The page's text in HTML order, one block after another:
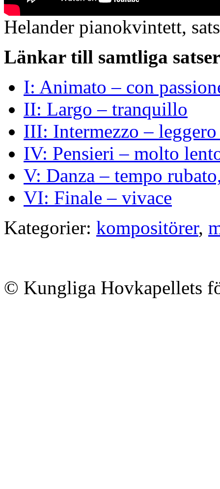
Helander pianokvintett,
Länkar till samtliga
I: Animato – con
II: Largo – tranquillo
III: Intermezzo –
IV: Pensieri – molto
V: Danza – tempo
VI: Finale – vivace
Kategorier: kompositörer,
© Kungliga Hovkapellets